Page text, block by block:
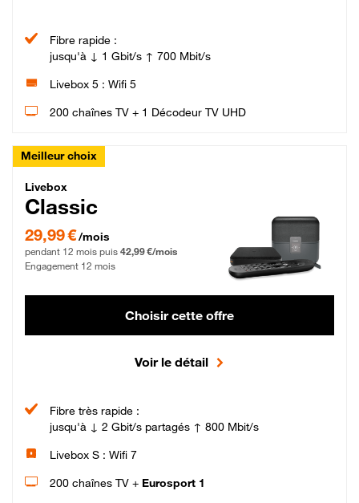
Fibre rapide :
jusqu'à ↓ 1 Gbit/s ↑ 700 Mbit/s
Livebox 5 : Wifi 5
200 chaînes TV + 1 Décodeur TV UHD
Meilleur choix
Livebox Classic Fibre
Livebox
Classic
29,99 € par mois pendant 12 mois puis 42,99 € par mois, Engagement 12 mois
29,99 €/mois
pendant 12 mois puis 42,99 €/mois
Engagement 12 mois
Choisir cette offre
Voir le détail
Fibre très rapide :
jusqu'à ↓ 2 Gbit/s partagés ↑ 800 Mbit/s
Livebox S : Wifi 7
200 chaînes TV + Eurosport 1